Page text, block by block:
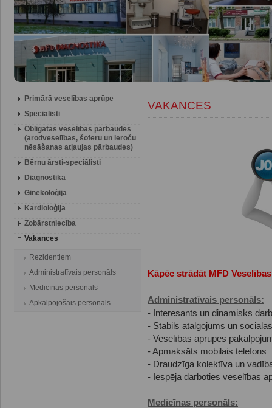
Primārā veselības aprūpe
Speciālisti
Obligātās veselības pārbaudes
(arodveselības, šoferu un ieroču
nēsāšanas atļaujas pārbaudes)
Bērnu ārsti-speciālisti
Diagnostika
Ginekoloģija
Kardioloģija
Zobārstniecība
Vakances
Rezidentiem
Administratīvais personāls
Medicīnas personāls
Apkalpojošais personāls
VAKANCES
Kāpēc strādāt MFD
Administratīvais personāls:
- Interesants un dinamisks
- Stabils atalgojums un
- Veselības aprūpes
- Apmaksāts mobilais telefons
- Draudzīga kolektīva un
- Iespēja darboties veselības
Medicīnas personāls: